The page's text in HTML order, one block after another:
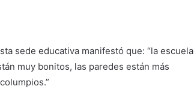
sede educativa manifestó que: “la escuela
muy bonitos, las paredes están más